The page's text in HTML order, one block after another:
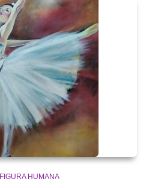
FIGURA HUMANA